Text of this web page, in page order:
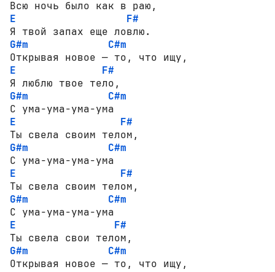
E
F#
G#m
C#m
E
F#
G#m
C#m
E
F#
G#m
C#m
E
F#
G#m
C#m
E
F#
G#m
C#m